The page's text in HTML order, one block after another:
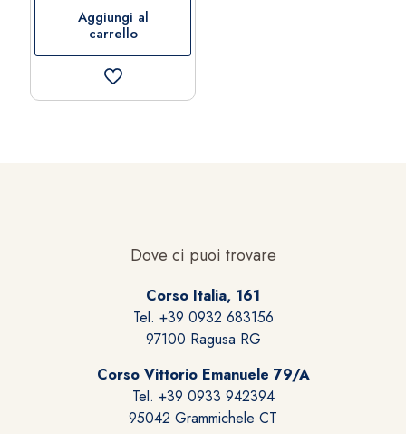
Aggiungi al
carrello
Dove ci puoi trovare
Corso Italia, 161
Tel. +39 0932 683156
97100 Ragusa RG
Corso Vittorio Emanuele 79/A
Tel. +39 0933 942394
95042 Grammichele CT